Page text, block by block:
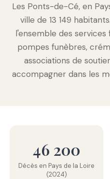
Les Ponts-de-Cé, en
ville de 13 149
l'ensemble des
pompes funèbres,
associations de
accompagner dans les
46 200
Décès en Pays de la Loire
(2024)